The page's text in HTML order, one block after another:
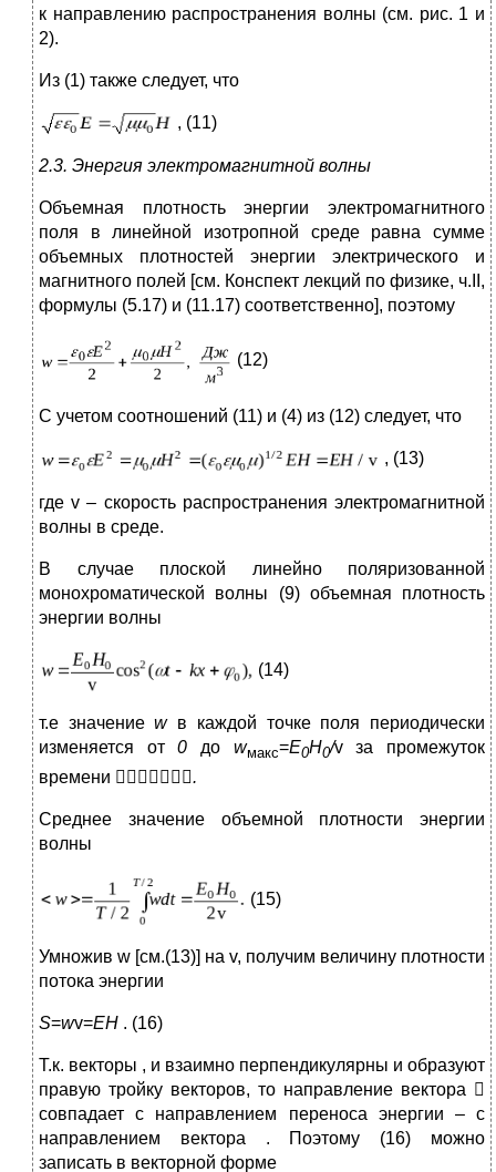
к направлению распространения волны (см. рис. 1 и
2).
Из (1) также следует, что
, (11)
2.3. Энергия электромагнитной волны
Объемная плотность энергии электромагнитного
поля в линейной изотропной среде равна сумме
объемных плотностей энергии электрического и
магнитного полей [см. Конспект лекций по физике, ч.II,
формулы (5.17) и (11.17) соответственно], поэтому
(12)
С учетом соотношений (11) и (4) из (12) следует, что
, (13)
где v – скорость распространения электромагнитной
волны в среде.
В случае плоской линейно поляризованной
монохроматической волны (9) объемная плотность
энергии волны
(14)
т.е значениеwв каждой точке поля периодически
изменяется от0 до wмакс=Е0Н0/v за промежуток
времени .
Среднее значение объемной плотности энергии
волны
(15)
Умножив w [см.(13)] на v, получим величину плотности
потока энергии
S=wv=EH . (16)
Т.к. векторы , и взаимно перпендикулярны и образуют
правую тройку векторов, то направление вектора 
совпадает с направлением переноса энергии – с
направлением вектора . Поэтому (16) можно
записать в векторной форме